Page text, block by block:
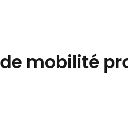
mobilité